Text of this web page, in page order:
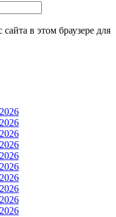
в этом браузере для